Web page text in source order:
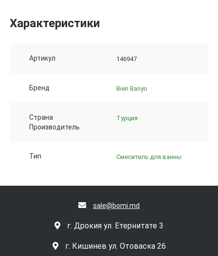
Характеристики
Артикул 146947
Бренд Bien Banyo
Страна
Производитель
Турция
Тип Смеситель для ванны
sale@bomi.md
г. Дрокия ул. Етернитате 3
г. Кишинев ул. Отоваска 26